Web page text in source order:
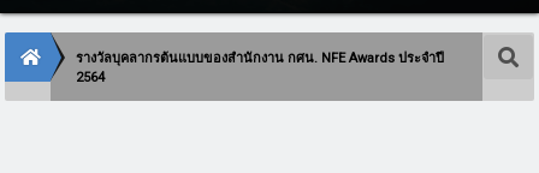
รางวัลบุคลากรต้นแบบของสำนักงาน กศน. NFE Awards ประจำปี
2564